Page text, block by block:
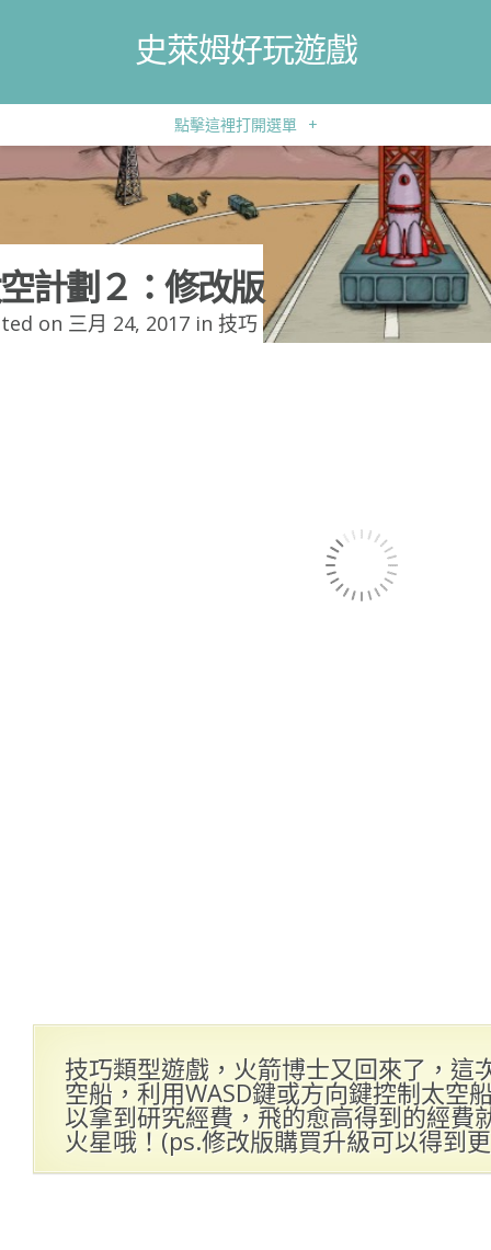
史萊姆好玩遊戲
點擊這裡打開選單 +
計劃２：修改版
on 三月 24, 2017 in 技巧
技巧類型遊戲，火箭博士又回來了，這
空船，利用WASD鍵或方向鍵控制太空
以拿到研究經費，飛的愈高得到的經費
火星哦！(ps.修改版購買升級可以得到